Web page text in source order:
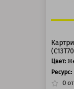
Цвет:
Ресурс:
0